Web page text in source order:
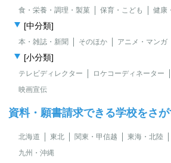
食・栄養・調理・製菓
保育・こども 健康
[中分類]
本・雑誌・新聞 そのほか アニメ・マンガ
[小分類]
テレビディレクター ロケコーディネーター
映画宣伝
資料・願書請求できる学校をさ
北海道 東北 関東・甲信越 東海・北陸
九州・沖縄